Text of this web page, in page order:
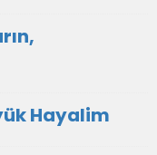
Hayalim